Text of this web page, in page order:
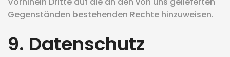
Gegenständen bestehenden Rechte hinzuweisen.
9. Datenschutz